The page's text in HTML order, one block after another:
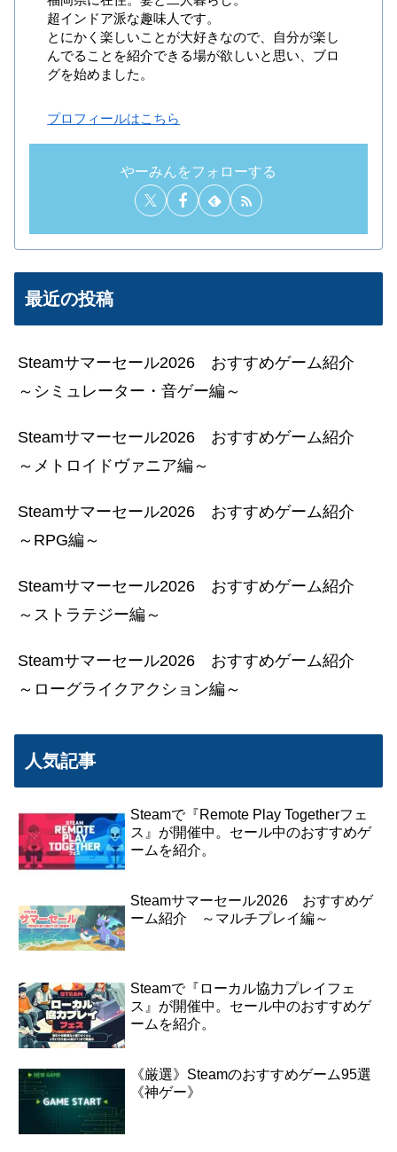
超インドア派な趣味人です。
とにかく楽しいことが大好きなので、自分が楽し
んでることを紹介できる場が欲しいと思い、ブロ
グを始めました。
プロフィールはこちら
やーみんをフォローする
最近の投稿
Steamサマーセール2026 おすすめゲーム紹介
～シミュレーター・音ゲー編～
Steamサマーセール2026 おすすめゲーム紹介
～メトロイドヴァニア編～
Steamサマーセール2026 おすすめゲーム紹介
～RPG編～
Steamサマーセール2026 おすすめゲーム紹介
～ストラテジー編～
Steamサマーセール2026 おすすめゲーム紹介
～ローグライクアクション編～
人気記事
Steamで『Remote Play Togetherフェ
ス』が開催中。セール中のおすすめゲ
ームを紹介。
Steamサマーセール2026 おすすめゲ
ーム紹介 ～マルチプレイ編～
Steamで『ローカル協力プレイフェ
ス』が開催中。セール中のおすすめゲ
ームを紹介。
《厳選》Steamのおすすめゲーム95選
《神ゲー》